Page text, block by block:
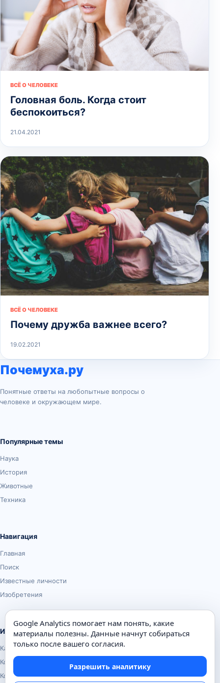
ВСЁ О ЧЕЛОВЕКЕ
Головная боль. Когда стоит
беспокоиться?
21.04.2021
ВСЁ О ЧЕЛОВЕКЕ
Почему дружба важнее всего?
19.02.2021
Почемуха.ру
Понятные ответы на любопытные вопросы о
человеке и окружающем мире.
Популярные темы
Наука
История
Животные
Техника
Навигация
Главная
Поиск
Известные личности
Изобретения
Информация
Карта сайта
Контакты
Конфиденциальность
Google Analytics помогает нам понять, какие
материалы полезны. Данные начнут собираться
только после вашего согласия.
Разрешить аналитику